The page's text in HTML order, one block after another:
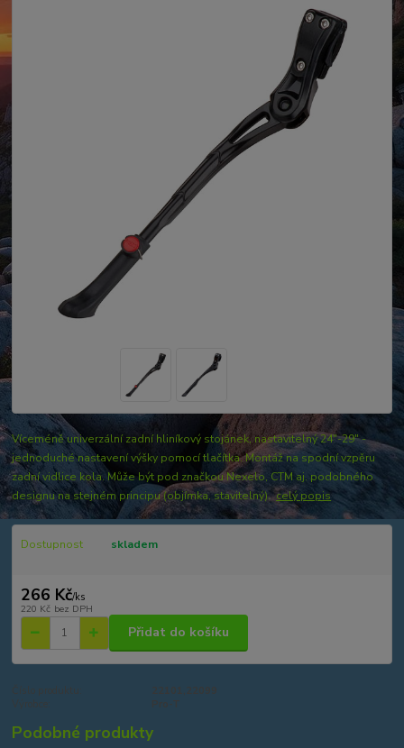
Víceméně univerzální zadní hliníkový stojánek, nastavitelný 24"-29" -
jednoduché nastavení výšky pomocí tlačítka. Montáž na spodní vzpěru
zadní vidlice kola. Může být pod značkou Nexelo, CTM aj. podobného
designu na stejném principu (objímka, stavitelný).celý popis
Dostupnost skladem
266 Kč/ks
220 Kč bez DPH
Přidat do košíku
Podobné produkty